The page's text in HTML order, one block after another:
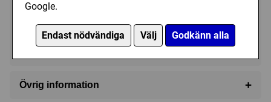
Google.
Endast nödvändiga Välj Godkänn alla
389 kr Utgått
Ej tillgänglig
Övrig information +